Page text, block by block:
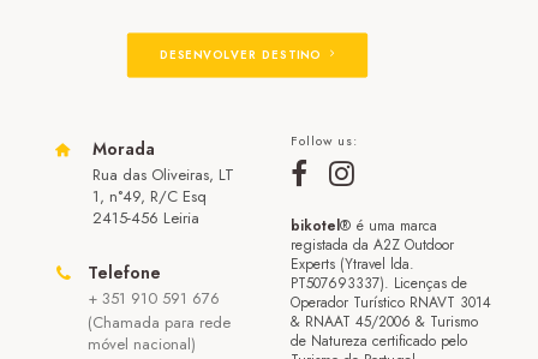
DESENVOLVER DESTINO
Morada
Rua das Oliveiras, LT
1, n°49, R/C Esq
2415-456 Leiria
Telefone
+ 351 910 591 676
(Chamada para rede
móvel nacional)
Follow us:
bikotel® é uma marca
registada da A2Z Outdoor
Experts (Ytravel lda.
PT507693337). Licenças de
Operador Turístico RNAVT 3014
& RNAAT 45/2006 & Turismo
de Natureza certificado pelo